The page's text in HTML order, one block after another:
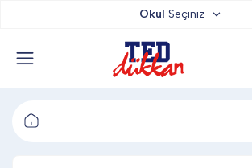
TED YAYINLARI
Okul Seçiniz